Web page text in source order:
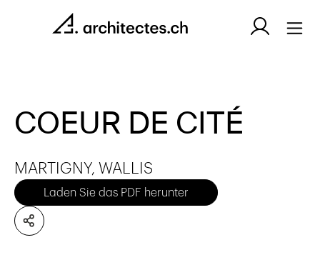
COEUR DE CITÉ
MARTIGNY, WALLIS
Laden Sie das PDF herunter